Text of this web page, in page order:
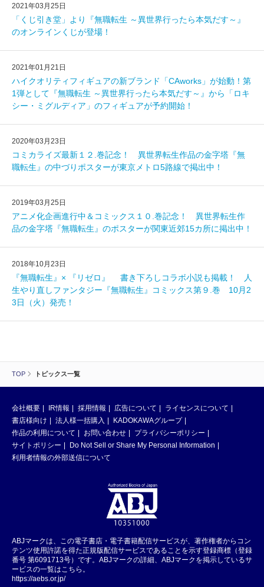
TOP トピックス一覧
2021年03月25日
「くじ引き堂」より『無職転生 ～異世界行ったら本気だす～』
のオンラインくじが登場！
2021年01月21日
ハイクオリティフィギュアの新ブランド「CAworks」が始動！第
1弾として『無職転生 ～異世界行ったら本気だす～』から「ロキ
シー・ミグルディア」のフィギュアが予約開始！
2020年03月23日
コミカライズ最新１２.巻記念！ 異世界転生作品の金字塔『無
職転生』の中づりポスターが東京メトロ5路線で掲出中！
2019年03月25日
アニメ化企画進行中＆コミックス１０.巻記念！ 異世界転生作
品の金字塔『無職転生』のポスターが関東近郊15カ所に掲出中！
2018年10月23日
『無職転生』× 『リゼロ』 書き下ろしコラボ小説も掲載！ 人
生やり直しファンタジー『無職転生』コミックス第９.巻 10月2
3日（火）発売！
会社概要 IR情報 採用情報 広告について
ライセンスについて
書店様向け
法人様一括購入
KADOKAWAグループ
作品の利用について
お問い合わせ
プライバシーポリシー
サイトポリシー
Do Not Sell or Share My Personal Information
利用者情報の外部送信について
ABJマークは、この電子書店・電子書籍配信サービスが、著作権者からコン
テンツ使用許諾を得た正規版配信サービスであることを示す登録商標（登録
番号 第6091713号）です。ABJマークの詳細、ABJマークを掲示しているサ
ービスの一覧はこちら。
https://aebs.or.jp/